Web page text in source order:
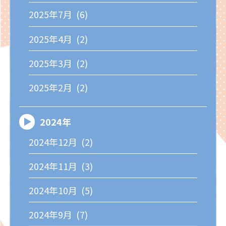
2025年7月 (6)
2025年4月 (2)
2025年3月 (2)
2025年2月 (2)
2024年
2024年12月 (2)
2024年11月 (3)
2024年10月 (5)
2024年9月 (7)